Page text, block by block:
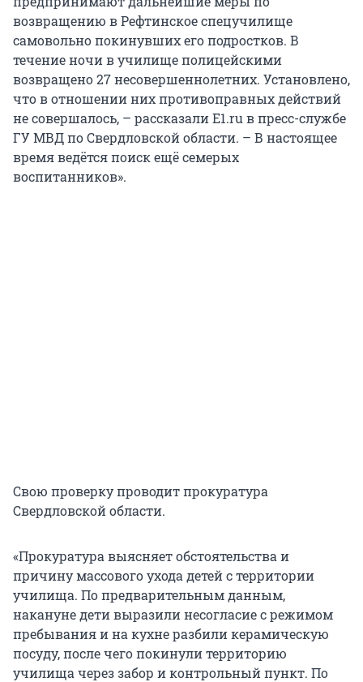
возвращению в Рефтинское спецучилище
самовольно покинувших его подростков. В
течение ночи в училище полицейскими
возвращено 27 несовершеннолетних. Установлено,
что в отношении них противоправных действий
не совершалось, – рассказали Е1.ru в пресс-службе
ГУ МВД по Свердловской области. – В настоящее
время ведётся поиск ещё семерых
воспитанников».
Свою проверку проводит прокуратура
Свердловской области.
«Прокуратура выясняет обстоятельства и
причину массового ухода детей с территории
училища. По предварительным данным,
накануне дети выразили несогласие с режимом
пребывания и на кухне разбили керамическую
посуду, после чего покинули территорию
училища через забор и контрольный пункт. По